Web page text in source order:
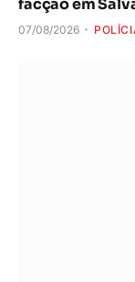
facção em
07/08/2026